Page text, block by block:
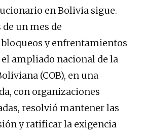
en Bolivia sigue.
de un mes de
y enfrentamientos
ampliado nacional de la
(COB), en una
con organizaciones
resolvió mantener las
y ratificar la exigencia